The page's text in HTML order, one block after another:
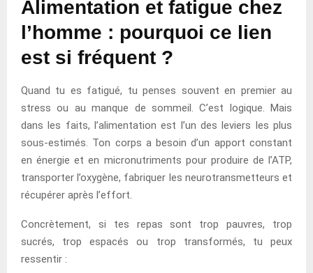
Alimentation et fatigue chez
l’homme : pourquoi ce lien
est si fréquent ?
Quand tu es fatigué, tu penses souvent en premier au
stress ou au manque de sommeil. C’est logique. Mais
dans les faits, l’alimentation est l’un des leviers les plus
sous-estimés. Ton corps a besoin d’un apport constant
en énergie et en micronutriments pour produire de l’ATP,
transporter l’oxygène, fabriquer les neurotransmetteurs et
récupérer après l’effort.
Concrètement, si tes repas sont trop pauvres, trop
sucrés, trop espacés ou trop transformés, tu peux
ressentir :